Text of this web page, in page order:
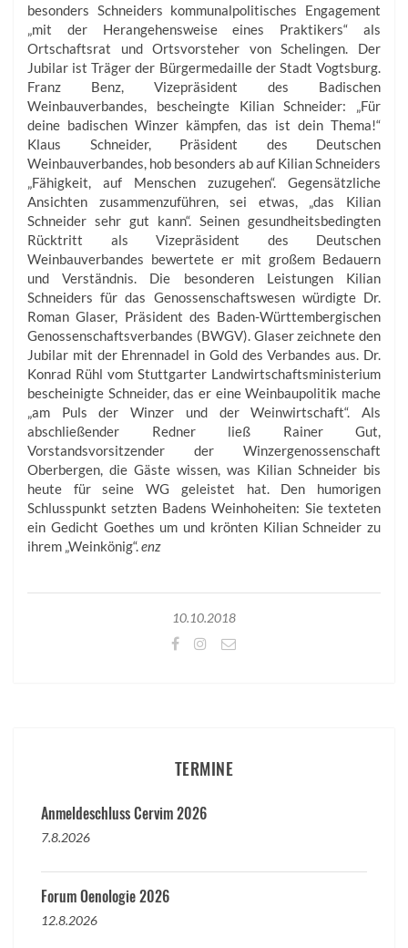
besonders Schneiders kommunalpolitisches Engagement
„mit der Herangehensweise eines Praktikers“ als
Ortschaftsrat und Ortsvorsteher von Schelingen. Der
Jubilar ist Träger der Bürgermedaille der Stadt Vogtsburg.
Franz Benz, Vizepräsident des Badischen
Weinbauverbandes, bescheingte Kilian Schneider: „Für
deine badischen Winzer kämpfen, das ist dein Thema!“
Klaus Schneider, Präsident des Deutschen
Weinbauverbandes, hob besonders ab auf Kilian Schneiders
„Fähigkeit, auf Menschen zuzugehen“. Gegensätzliche
Ansichten zusammenzuführen, sei etwas, „das Kilian
Schneider sehr gut kann“. Seinen gesundheitsbedingten
Rücktritt als Vizepräsident des Deutschen
Weinbauverbandes bewertete er mit großem Bedauern
und Verständnis. Die besonderen Leistungen Kilian
Schneiders für das Genossenschaftswesen würdigte Dr.
Roman Glaser, Präsident des Baden-Württembergischen
Genossenschaftsverbandes (BWGV). Glaser zeichnete den
Jubilar mit der Ehrennadel in Gold des Verbandes aus. Dr.
Konrad Rühl vom Stuttgarter Landwirtschaftsministerium
bescheinigte Schneider, das er eine Weinbaupolitik mache
„am Puls der Winzer und der Weinwirtschaft“. Als
abschließender Redner ließ Rainer Gut,
Vorstandsvorsitzender der Winzergenossenschaft
Oberbergen, die Gäste wissen, was Kilian Schneider bis
heute für seine WG geleistet hat. Den humorigen
Schlusspunkt setzten Badens Weinhoheiten: Sie texteten
ein Gedicht Goethes um und krönten Kilian Schneider zu
ihrem „Weinkönig“.enz
10.10.2018
TERMINE
Anmeldeschluss Cervim 2026
7.8.2026
Forum Oenologie 2026
12.8.2026